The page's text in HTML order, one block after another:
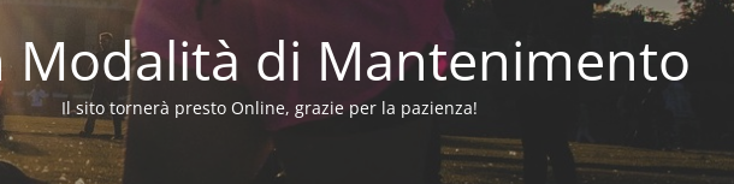
Modalità di Mantenimento
Il sito tornerà presto Online, grazie per la pazienza!